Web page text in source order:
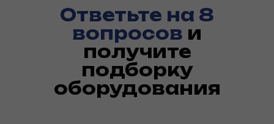
Ответьте на 8
вопросов и
получите
подборку
оборудования